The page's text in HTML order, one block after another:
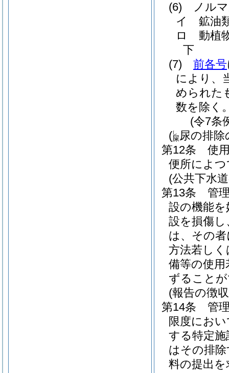
(6)
ノル
イ
鉱油
ロ
動植
下
(7)
前各号
により、
められた
数を除く
(令7条
(屎
し
尿の排除
第12条
使
便所によ
(公共下水
第13条
管
設の機能
設を損傷
は、その
方法若し
備等の使
ずること
(報告の徴
第14条
管
限度にお
する特定施
はその排
料の提出